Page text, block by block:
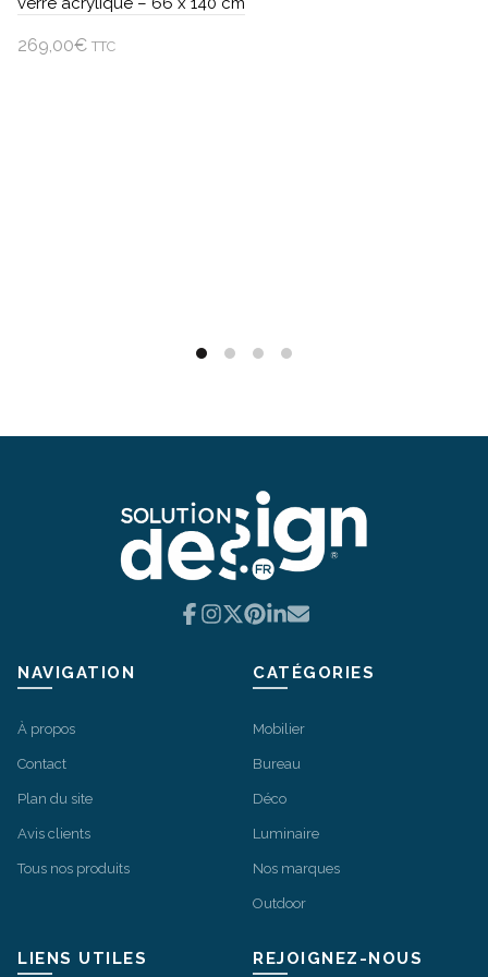
269,00€ TTC
Facebook
Instagram
X Pinterest
LinkedIn
Email
NAVIGATION
À propos
Contact
Plan du site
Avis clients
Tous nos produits
CATÉGORIES
Mobilier
Bureau
Déco
Luminaire
Nos marques
Outdoor
LIENS UTILES REJOIGNEZ-NOUS